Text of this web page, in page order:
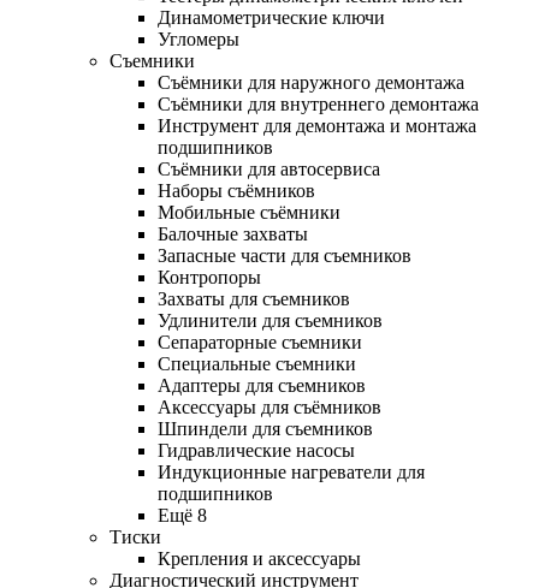
Динамометрические ключи
Угломеры
Съемники
Съёмники для наружного демонтажа
Съёмники для внутреннего демонтажа
Инструмент для демонтажа и монтажа
подшипников
Съёмники для автосервиса
Наборы съёмников
Мобильные съёмники
Балочные захваты
Запасные части для съемников
Контропоры
Захваты для съемников
Удлинители для съемников
Сепараторные съемники
Специальные съемники
Адаптеры для съемников
Аксессуары для съёмников
Шпиндели для съемников
Гидравлические насосы
Индукционные нагреватели для
подшипников
Ещё 8
Тиски
Крепления и аксессуары
Диагностический инструмент